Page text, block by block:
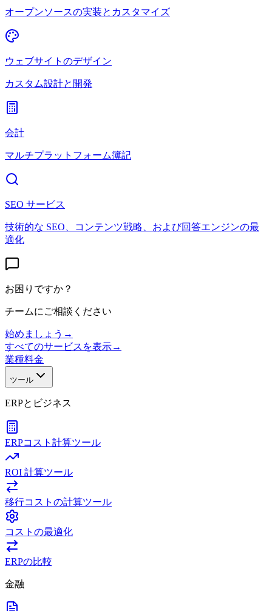
オープンソースの実装とカスタマイズ
ウェブサイトのデザイン
カスタム設計と開発
会計
マルチプラットフォーム簿記
SEO サービス
技術的な SEO、コンテンツ戦略、および回答エンジンの最
適化
お困りですか？
チームにご相談ください
始めましょう →
すべてのサービスを表示→
業種料金
ツール
ERPとビジネス
ERPコスト計算ツール
ROI 計算ツール
移行コストの計算ツール
コストの最適化
ERPの比較
金融